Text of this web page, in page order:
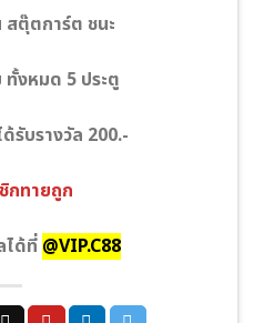
สตุ๊ตการ์ต ชนะ
ทั้งหมด 5 ประตู
รับรางวัล 200.-
กทายถูก
ได้ที่ @VIP.C88